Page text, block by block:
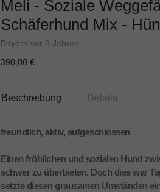
Meli - Soziale
Schäferhund Mix -
Bayern vor 3 Jahren
390,00 €
Beschreibung Details
freundlich, aktiv, aufgeschlossen
Einen fröhlichen und sozialen Hund
schwer zu überbieten. Doch dies war
setzte diesen grausamen Umständen